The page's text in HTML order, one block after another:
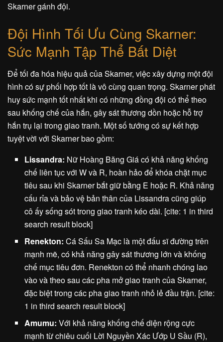
Skarner gánh đội.
Đội Hình Tối Ưu Cùng Skarner:
Sức Mạnh Tập Thể Bất Diệt
Để tối đa hóa hiệu quả của Skarner, việc xây dựng một đội
hình có sự phối hợp tốt là vô cùng quan trọng. Skarner phát
huy sức mạnh tốt nhất khi có những đồng đội có thể theo
sau khống chế của hắn, gây sát thương dồn hoặc hỗ trợ
hắn trụ lại trong giao tranh. Một số tướng có sự kết hợp
tuyệt vời với Skarner bao gồm:
Lissandra: Nữ Hoàng Băng Giá có khả năng khống
chế liên tục với W và R, hoàn hảo để khóa chặt mục
tiêu sau khi Skarner bắt giữ bằng E hoặc R. Khả năng
cấu rỉa và bảo vệ bản thân của Lissandra cũng giúp
cô ấy sống sót trong giao tranh kéo dài. [cite: 1 in third
search result block]
Renekton: Cá Sấu Sa Mạc là một đấu sĩ đường trên
mạnh mẽ, có khả năng gây sát thương lớn và khống
chế mục tiêu đơn. Renekton có thể nhanh chóng lao
vào và theo sau các pha mở giao tranh của Skarner,
đặc biệt trong các pha giao tranh nhỏ lẻ đầu trận. [cite:
1 in third search result block]
Amumu: Với khả năng khống chế diện rộng cực
mạnh từ chiêu cuối Lời Nguyền Xác Ướp U Sầu (R),